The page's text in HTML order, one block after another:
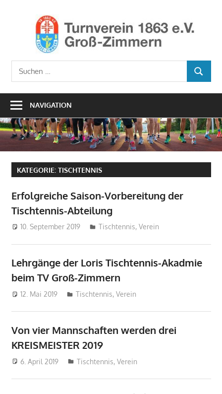
Turnverein
1863
Groß-
Suchen
nach:
SUCHEN
NAVIGATION
KATEGORIE: TISCHTENNIS
Erfolgreiche Saison-Vorbereitung der
Tischtennis-Abteilung
10. September 2019 Michael Wieden
Tischtennis,Verein
Lehrgänge der Loris Tischtennis-Akadmie
beim TV Groß-Zimmern
12. Mai 2019 Michael Wieden
Tischtennis,Verein
Von vier Mannschaften werden drei
KREISMEISTER 2019
6. April 2019 Michael Wieden
Tischtennis,Verein